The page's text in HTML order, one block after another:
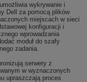
umożliwia wykrywanie i
Dell za pomocą plików
miejscach w sieci
konfiguracji i
wprowadzania
moduł do szafy
zadania.
serwery z
w wyznaczonych
upraszczają proces